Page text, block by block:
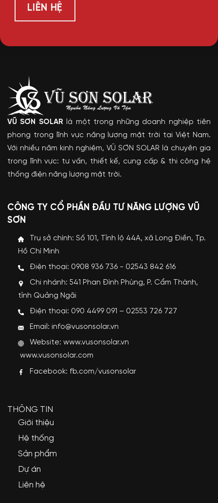
LIÊN HỆ
VŨ SƠN SOLAR là một trong những doanh nghiệp tiên
phong trong lĩnh vực năng lượng mặt trời tại Việt Nam.
Với nhiều năm kinh nghiệm, VŨ SƠN SOLAR là chuyên gia
trong lĩnh vực: tư vấn, thiết kế, cung cấp & thi công hệ
thống điện năng lượng mặt trời.
CÔNG TY CỔ PHẦN ĐẦU TƯ NĂNG LƯỢNG VŨ
SƠN
Trụ sở chính: Số 101, Tỉnh lộ 44A, xã Long Điền, Tp.
Hồ Chí Minh
Điện thoại: 0908 936 736 - 02543 842 616
Chi nhánh: 541 Phan Đình Phùng, P. Cẩm Thành,
tỉnh Quảng Ngãi
Điện thoại: 090 4499 091 – 02553 726 727
Email: info@vusonsolar.vn
Website:www.vusonsolar.vn
www.vusonsolar.com
Facebook: fb.com/vusonsolar
THÔNG TIN
Giới thiệu
Hệ thống
Sản phẩm
Dự án
Liên hệ